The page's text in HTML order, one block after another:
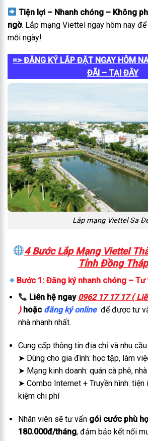
Tiện lợi – Nhanh chóng – Không
ngờ. Lắp mạng Viettel ngay hôm nay
mỗi ngày!
=> ĐĂNG KÝ LẮP ĐẶT NGAY HÔM
ĐÃI – TẠI ĐÂY
Lắp mạng Viettel Sa
4 Bước Lắp Mạng Viettel
Tỉnh Đồng Tháp
Bước 1: Đăng ký nhanh chóng – Tư
Liên hệ ngay 0962 17 17 17 (
)hoặc đăng ký online để được tư
nhà nhanh nhất.
Cung cấp thông tin địa chỉ và nhu
➤ Dùng cho gia đình: học tập, làm
➤ Mạng kinh doanh: quán cà phê,
➤ Combo Internet + Truyền hình: tiện
kiệm chi phí
Nhân viên sẽ tư vấn gói cước phù
180.000đ/tháng, đảm bảo kết nối